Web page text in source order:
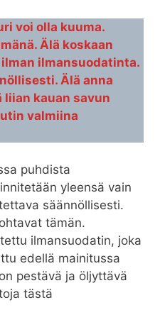
voi olla kuuma.
Älä koskaan
ilmansuodatinta.
Älä anna
kauan savun
valmiina
puhdista
yleensä vain
säännöllisesti.
tämän.
ilmansuodatin, joka
edellä mainitussa
pestävä ja öljyttävä
tästä